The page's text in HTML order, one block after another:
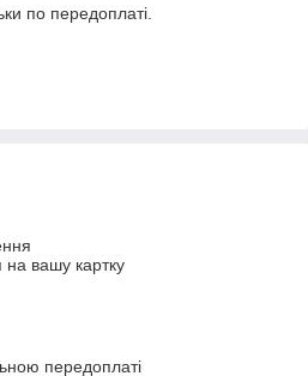
по передоплаті.
на вашу картку
передоплаті